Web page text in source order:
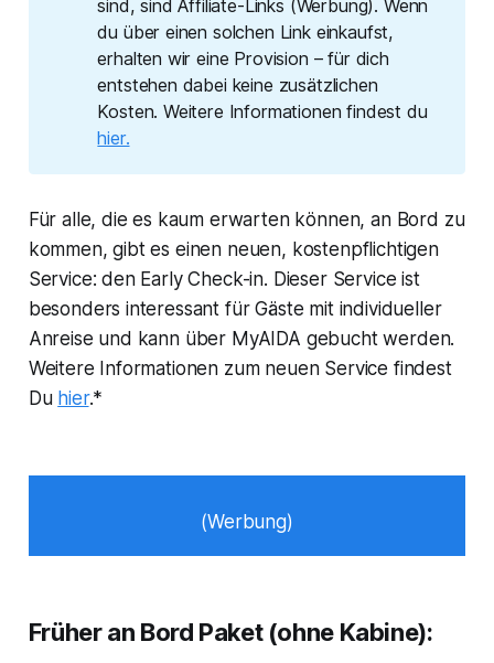
sind, sind Affiliate-Links (Werbung). Wenn
du über einen solchen Link einkaufst,
erhalten wir eine Provision – für dich
entstehen dabei keine zusätzlichen
Kosten. Weitere Informationen findest du
hier.
Für alle, die es kaum erwarten können, an Bord zu
kommen, gibt es einen neuen, kostenpflichtigen
Service: den Early Check-in. Dieser Service ist
besonders interessant für Gäste mit individueller
Anreise und kann über MyAIDA gebucht werden.
Weitere Informationen zum neuen Service findest
Du hier.*
(Werbung)
Früher an Bord Paket (ohne Kabine):